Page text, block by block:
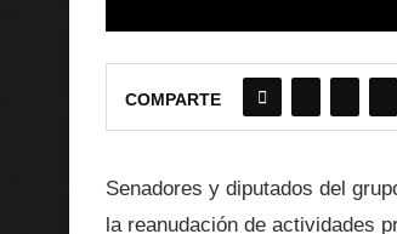
COMPARTE
Senadores y diputados del
la reanudación de actividades